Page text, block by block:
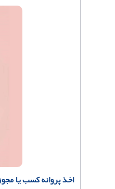
اخذ پروانه کسب یا